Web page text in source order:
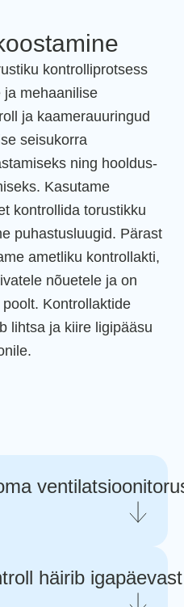
kontrolliprotsess
ja mehaanilise
ja kaamerauuringud
seisukorra
ning hooldus-
Kasutame
kontrollida torustikku
puhastusluugid. Pärast
ametliku kontrollakti,
nõuetele ja on
Kontrollaktide
lihtsa ja kiire ligipääsu
kasutuskoormusega
ja tööstusettevõtted.
häirib